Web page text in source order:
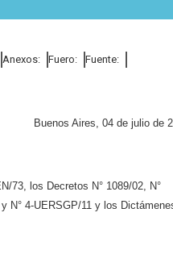
Anexos: Fuero: Fuente:
Buenos Aires, 04 de julio de
73, los Decretos N° 1089/02, N°
N° 4-UERSGP/11 y los